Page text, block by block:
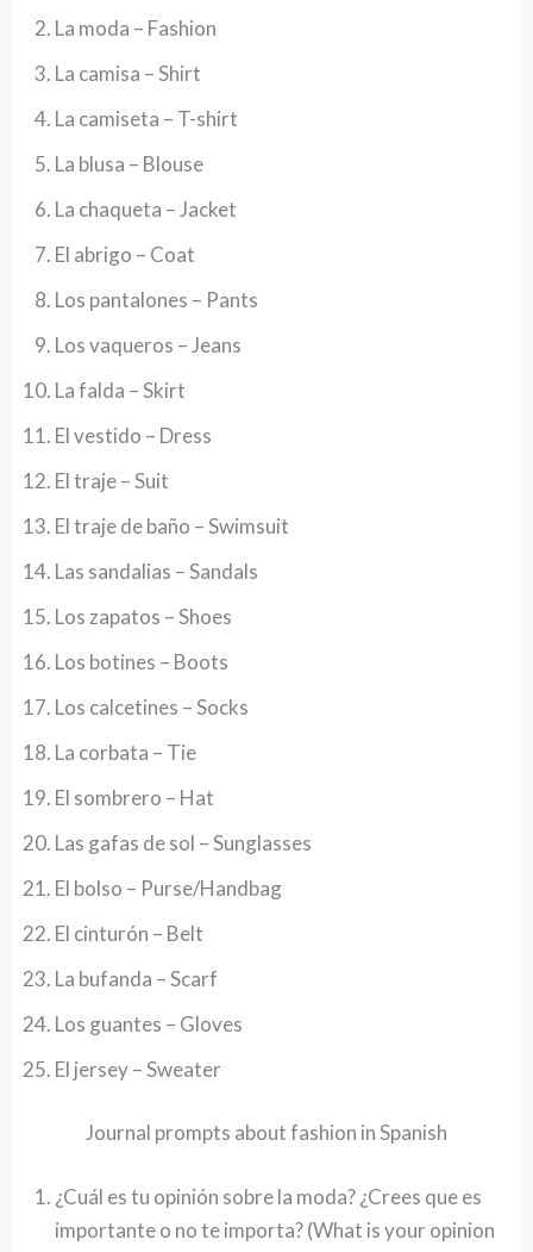
La moda – Fashion
La camisa – Shirt
La camiseta – T-shirt
La blusa – Blouse
La chaqueta – Jacket
El abrigo – Coat
Los pantalones – Pants
Los vaqueros – Jeans
La falda – Skirt
El vestido – Dress
El traje – Suit
El traje de baño – Swimsuit
Las sandalias – Sandals
Los zapatos – Shoes
Los botines – Boots
Los calcetines – Socks
La corbata – Tie
El sombrero – Hat
Las gafas de sol – Sunglasses
El bolso – Purse/Handbag
El cinturón – Belt
La bufanda – Scarf
Los guantes – Gloves
El jersey – Sweater
Journal prompts about fashion in Spanish
¿Cuál es tu opinión sobre la moda? ¿Crees que es
importante o no te importa? (What is your opinion